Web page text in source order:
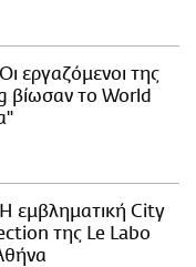
εργαζόμενοι της
βίωσαν το World
εμβληματική City
της Le Labo